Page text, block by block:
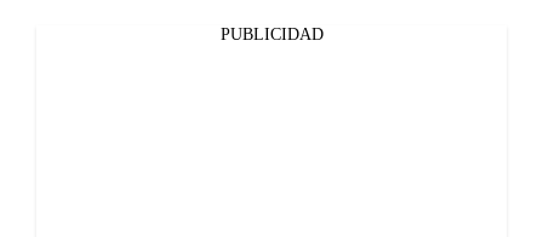
PUBLICIDAD